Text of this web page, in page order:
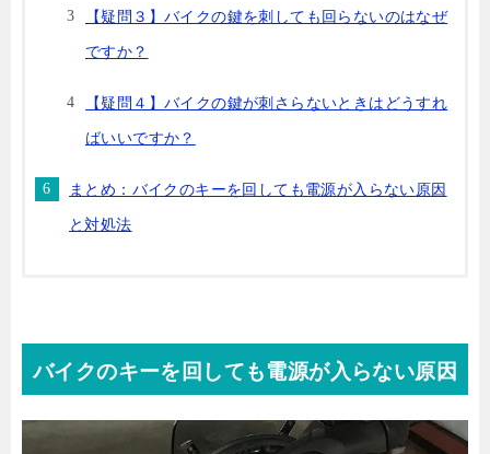
【疑問３】バイクの鍵を刺しても回らないのはなぜ
ですか？
【疑問４】バイクの鍵が刺さらないときはどうすれ
ばいいですか？
まとめ：バイクのキーを回しても電源が入らない原因
と対処法
バイクのキーを回しても電源が入らない原因